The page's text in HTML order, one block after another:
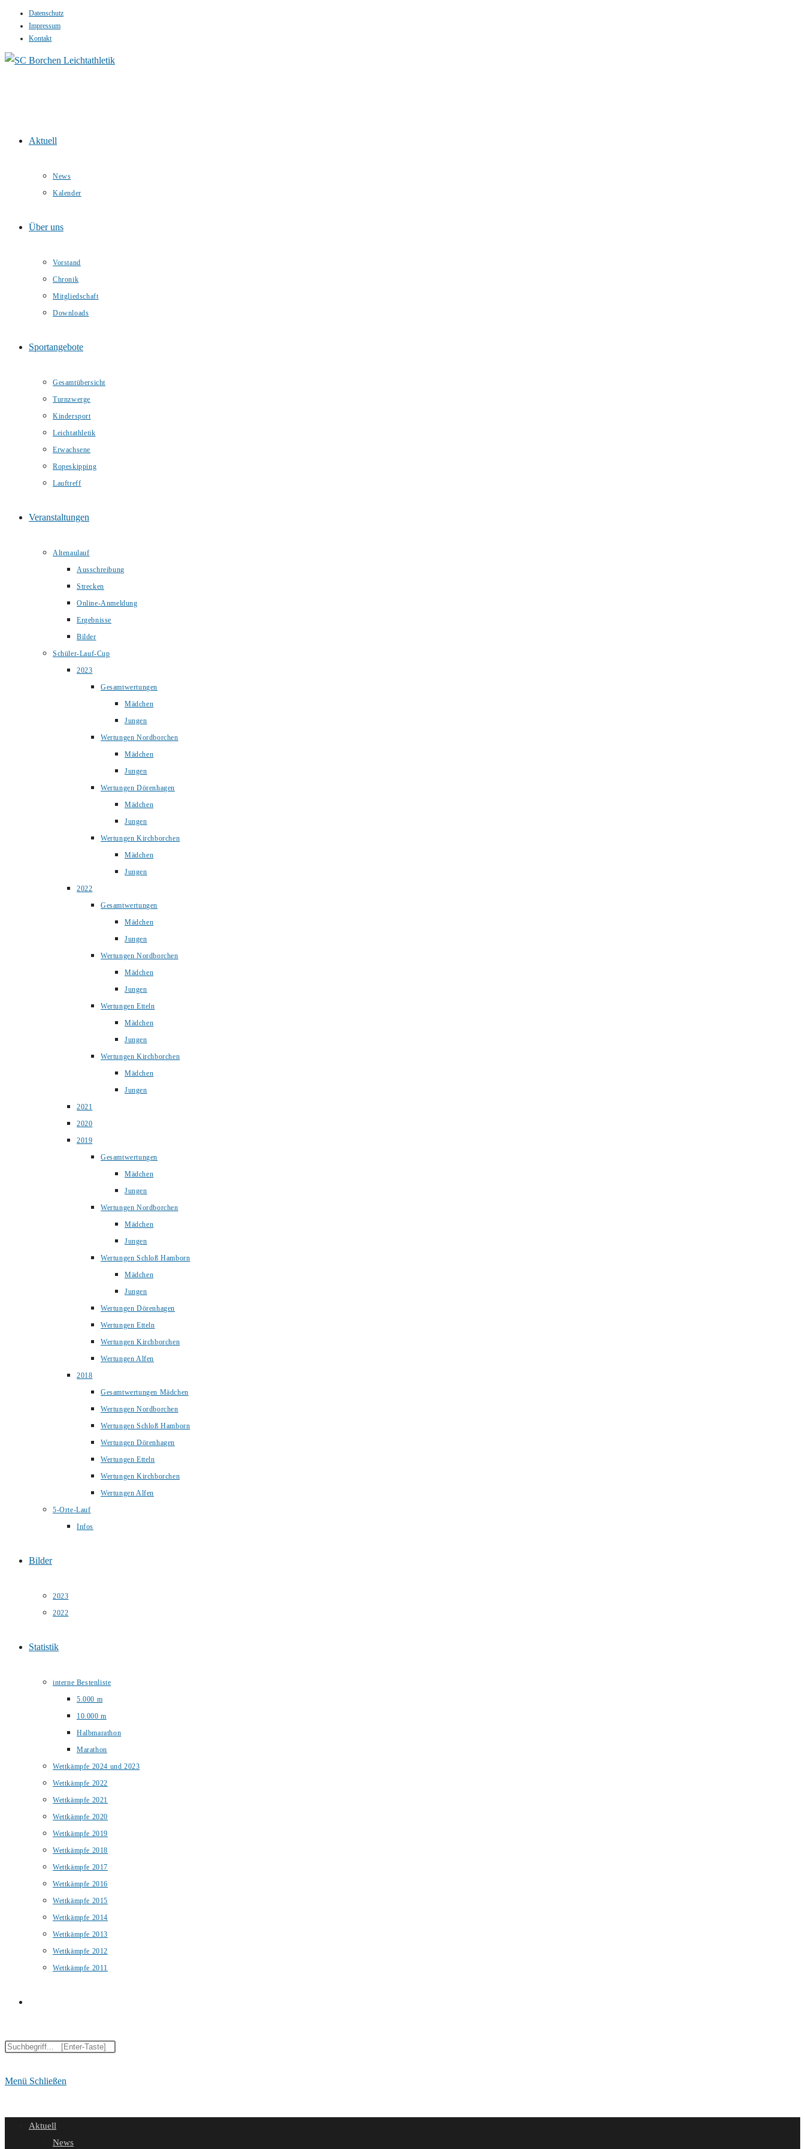
Zum
Datenschutz
Impressum
Kontakt
Aktuell
News
Kalender
Über uns
Vorstand
Chronik
Mitgliedschaft
Downloads
Sportangebote
Gesamtübersicht
Turnzwerge
Kindersport
Leichtathletik
Erwachsene
Ropeskipping
Lauftreff
Veranstaltungen
Altenaulauf
Ausschreibung
Strecken
Online-Anmeldung
Ergebnisse
Bilder
Schüler-Lauf-Cup
2023
Gesamtwertungen
Mädchen
Jungen
Wertungen Nordborchen
Mädchen
Jungen
Wertungen Dörenhagen
Mädchen
Jungen
Wertungen Kirchborchen
Mädchen
Jungen
2022
Gesamtwertungen
Mädchen
Jungen
Wertungen Nordborchen
Mädchen
Jungen
Wertungen Etteln
Mädchen
Jungen
Wertungen Kirchborchen
Mädchen
Jungen
2021
2020
2019
Gesamtwertungen
Mädchen
Jungen
Wertungen Nordborchen
Mädchen
Jungen
Wertungen Schloß Hamborn
Mädchen
Jungen
Wertungen Dörenhagen
Wertungen Etteln
Wertungen Kirchborchen
Wertungen Alfen
2018
Gesamtwertungen Mädchen
Wertungen Nordborchen
Wertungen Schloß Hamborn
Wertungen Dörenhagen
Wertungen Etteln
Wertungen Kirchborchen
Wertungen Alfen
5-Orte-Lauf
Infos
Bilder
2023
2022
Statistik
interne Bestenliste
5.000 m
10.000 m
Halbmarathon
Marathon
Wettkämpfe 2024 und 2023
Wettkämpfe 2022
Wettkämpfe 2021
Wettkämpfe 2020
Wettkämpfe 2019
Wettkämpfe 2018
Wettkämpfe 2017
Wettkämpfe 2016
Wettkämpfe 2015
Wettkämpfe 2014
Wettkämpfe 2013
Wettkämpfe 2012
Wettkämpfe 2011
Suche
Diese
durchsuchen
Menü Schließen
Aktuell
News